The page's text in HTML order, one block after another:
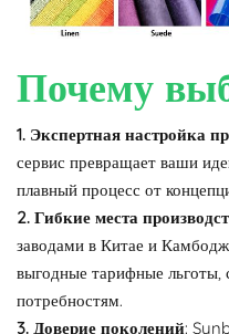
Почему
1. Экспертная настройка
сервис превращает ваши
плавный процесс от
2. Гибкие места
заводами в Китае и
выгодные тарифные
потребностям.
3. Доверие поколений: